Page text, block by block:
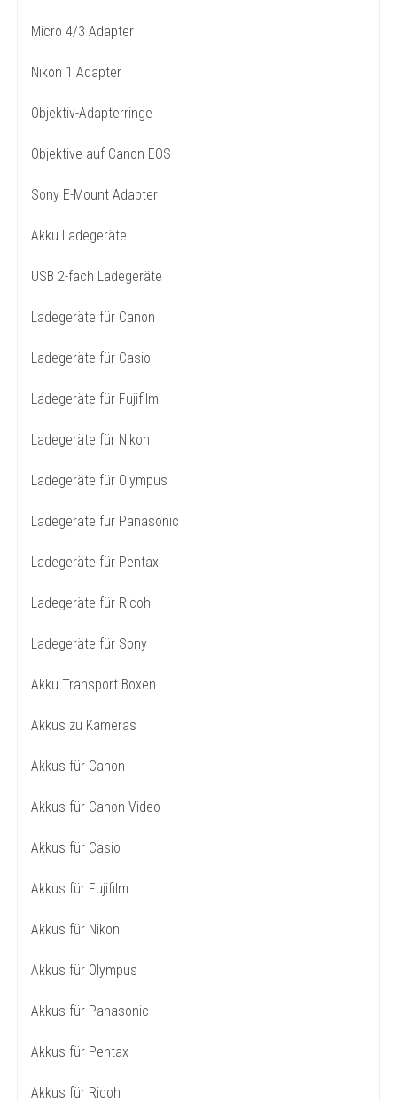
Micro 4/3 Adapter
Nikon 1 Adapter
Objektiv-Adapterringe
Objektive auf Canon EOS
Sony E-Mount Adapter
Akku Ladegeräte
USB 2-fach Ladegeräte
Ladegeräte für Canon
Ladegeräte für Casio
Ladegeräte für Fujifilm
Ladegeräte für Nikon
Ladegeräte für Olympus
Ladegeräte für Panasonic
Ladegeräte für Pentax
Ladegeräte für Ricoh
Ladegeräte für Sony
Akku Transport Boxen
Akkus zu Kameras
Akkus für Canon
Akkus für Canon Video
Akkus für Casio
Akkus für Fujifilm
Akkus für Nikon
Akkus für Olympus
Akkus für Panasonic
Akkus für Pentax
Akkus für Ricoh